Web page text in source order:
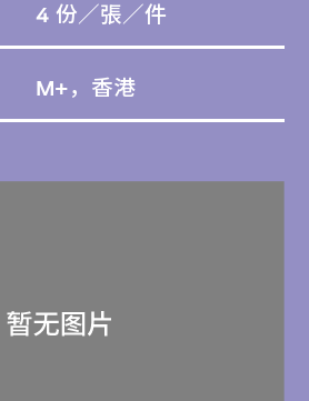
無線電波傳輸的干擾。塔
國市區與郊區而設，訊號接
始大部分材料由本地工廠生
帶氣候。塔寧其後從海外
信心。
4 份／張／件
M+，香港